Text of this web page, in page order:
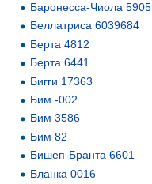
Баронесса-Чиола 5905
Беллатриса 6039684
Берта 4812
Берта 6441
Бигги 17363
Бим -002
Бим 3586
Бим 82
Бишеп-Бранта 6601
Бланка 0016